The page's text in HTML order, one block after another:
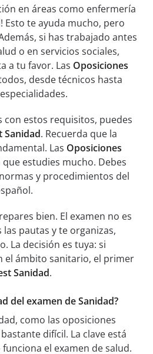
en áreas como enfermería
Esto te ayuda mucho, pero
si has trabajado antes
o en servicios sociales,
a tu favor. Las Oposiciones
desde técnicos hasta
con estos requisitos, puedes
Sanidad. Recuerda que la
Las Oposiciones
estudies mucho. Debes
y procedimientos del
bien. El examen no es
las pautas y te organizas,
La decisión es tuya: si
el ámbito sanitario, el primer
Sanidad.
del examen de Sanidad?
como las oposiciones
difícil. La clave está
el examen de salud.